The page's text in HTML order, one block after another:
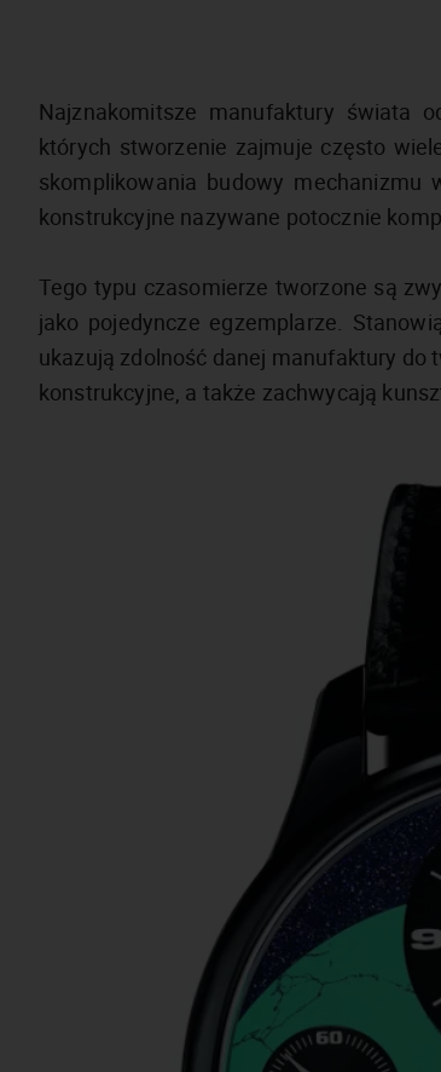
Najznakomitsze manufaktury świata
których stworzenie zajmuje często
skomplikowania budowy mechanizmu
konstrukcyjne nazywane potocznie
Tego typu czasomierze tworzone są
jako pojedyncze egzemplarze.
ukazują zdolność danej manufaktury
konstrukcyjne, a także zachwycają